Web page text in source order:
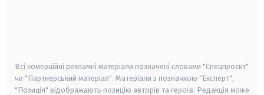
Всі комерційні рекламні матеріали позначені словами "Спецпроєкт"
чи "Партнерський матеріал". Матеріали з позначкою "Експерт",
"Позиція" відображають позицію авторів та героїв. Редакція може